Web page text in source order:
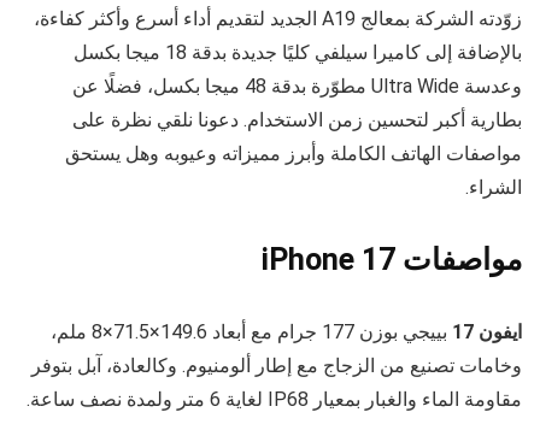
زوّدته الشركة بمعالج A19 الجديد لتقديم أداء أسرع وأكثر كفاءة،
بالإضافة إلى كاميرا سيلفي كليًا جديدة بدقة 18 ميجا بكسل
وعدسة Ultra Wide مطوّرة بدقة 48 ميجا بكسل، فضلًا عن
بطارية أكبر لتحسين زمن الاستخدام. دعونا نلقي نظرة على
مواصفات الهاتف الكاملة وأبرز مميزاته وعيوبه وهل يستحق
الشراء.
مواصفات iPhone 17
ايفون 17
بييجي بوزن 177 جرام مع أبعاد 149.6×71.5×8 ملم،
وخامات تصنيع من الزجاج مع إطار ألومنيوم. وكالعادة، آبل بتوفر
مقاومة الماء والغبار بمعيار IP68 لغاية 6 متر ولمدة نصف ساعة.